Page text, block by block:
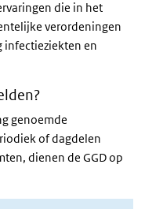
die in het
verordeningen
infectieziekten en
genoemde
of dagdelen
dienen de GGD op